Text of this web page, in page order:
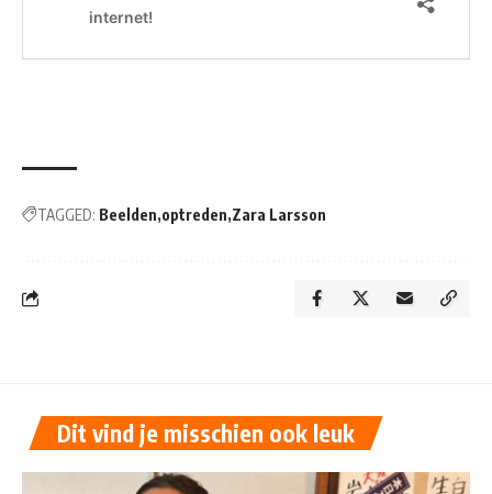
TAGGED: Beelden optreden Zara Larsson
Dit vind je misschien ook leuk